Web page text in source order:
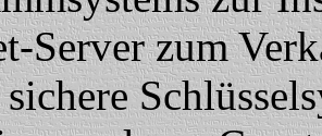
Server zum